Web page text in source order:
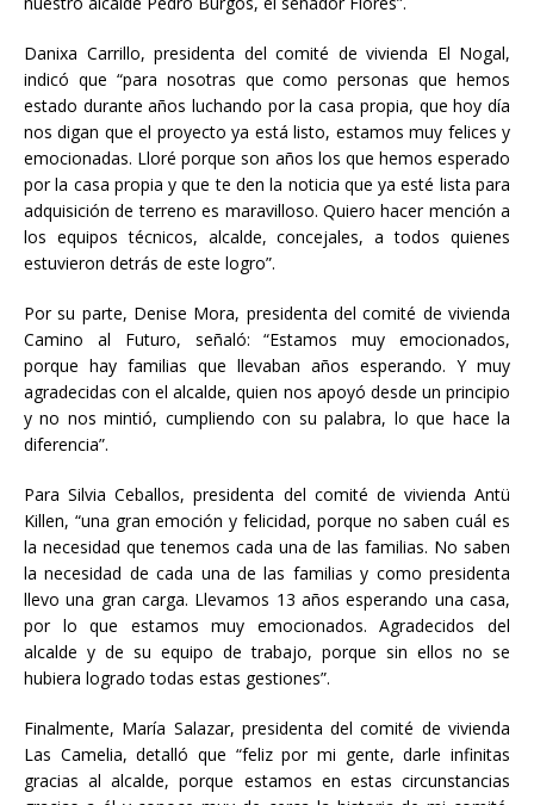
Danixa Carrillo, presidenta del comité de vivienda El Nogal,
indicó que “para nosotras que como personas que hemos
estado durante años luchando por la casa propia, que hoy día
nos digan que el proyecto ya está listo, estamos muy felices y
emocionadas. Lloré porque son años los que hemos esperado
por la casa propia y que te den la noticia que ya esté lista para
adquisición de terreno es maravilloso. Quiero hacer mención a
los equipos técnicos, alcalde, concejales, a todos quienes
estuvieron detrás de este logro”.
Por su parte, Denise Mora, presidenta del comité de vivienda
Camino al Futuro, señaló: “Estamos muy emocionados,
porque hay familias que llevaban años esperando. Y muy
agradecidas con el alcalde, quien nos apoyó desde un principio
y no nos mintió, cumpliendo con su palabra, lo que hace la
diferencia”.
Para Silvia Ceballos, presidenta del comité de vivienda Antü
Killen, “una gran emoción y felicidad, porque no saben cuál es
la necesidad que tenemos cada una de las familias. No saben
la necesidad de cada una de las familias y como presidenta
llevo una gran carga. Llevamos 13 años esperando una casa,
por lo que estamos muy emocionados. Agradecidos del
alcalde y de su equipo de trabajo, porque sin ellos no se
hubiera logrado todas estas gestiones”.
Finalmente, María Salazar, presidenta del comité de vivienda
Las Camelia, detalló que “feliz por mi gente, darle infinitas
gracias al alcalde, porque estamos en estas circunstancias